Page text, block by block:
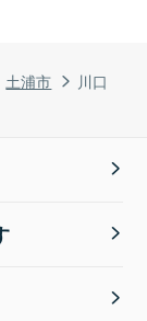
土浦市 川口